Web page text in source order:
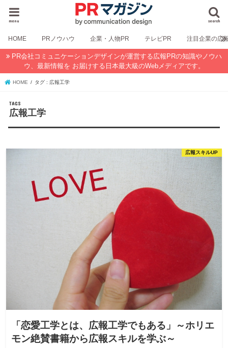
search
menu
HOME PRノウハウ 企業・人物PR テレビPR 注目企業の広
PR会社コミュニケーションデザインが運営する広報PRの知識やノウハ
ウ、最新情報を お届けする日本最大級のWebメディアです。
HOME タグ : 広報工学
広報工学
広報スキルUP
「恋愛工学とは、広報工学でもある」～ホリエ
モン絶賛書籍から広報スキルを学ぶ～